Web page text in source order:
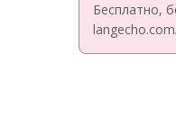
Бесплатно,